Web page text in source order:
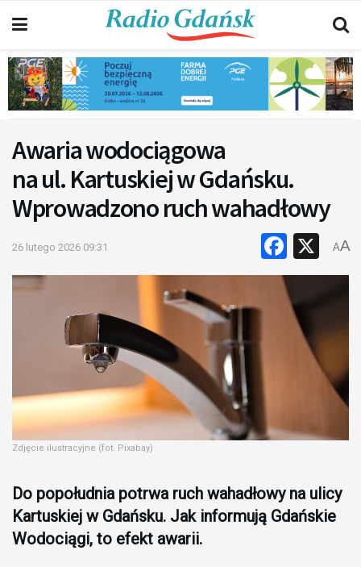
Awaria wodociągowa
na ul. Kartuskiej w Gdańsku.
Wprowadzono ruch wahadłowy
26 lutego 2026 09:31 X
AA
Zdjęcie ilustracyjne (fot. Pixabay)
Do popołudnia potrwa ruch wahadłowy na ulicy
Kartuskiej w Gdańsku. Jak informują Gdańskie
Wodociągi, to efekt awarii.